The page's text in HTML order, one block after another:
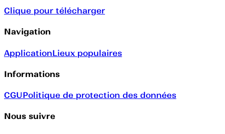
Clique pour télécharger
Navigation
ApplicationLieux populaires
Informations
CGUPolitique de protection des données
Nous suivre